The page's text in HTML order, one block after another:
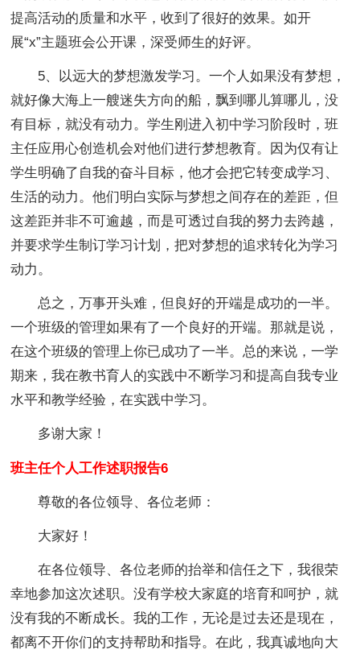
提高活动的质量和水平，收到了很好的效果。如开
展“x”主题班会公开课，深受师生的好评。
5、以远大的梦想激发学习。一个人如果没有梦想，
就好像大海上一艘迷失方向的船，飘到哪儿算哪儿，没
有目标，就没有动力。学生刚进入初中学习阶段时，班
主任应用心创造机会对他们进行梦想教育。因为仅有让
学生明确了自我的奋斗目标，他才会把它转变成学习、
生活的动力。他们明白实际与梦想之间存在的差距，但
这差距并非不可逾越，而是可透过自我的努力去跨越，
并要求学生制订学习计划，把对梦想的追求转化为学习
动力。
总之，万事开头难，但良好的开端是成功的一半。
一个班级的管理如果有了一个良好的开端。那就是说，
在这个班级的管理上你已成功了一半。总的来说，一学
期来，我在教书育人的实践中不断学习和提高自我专业
水平和教学经验，在实践中学习。
多谢大家！
班主任个人工作述职报告6
尊敬的各位领导、各位老师：
大家好！
在各位领导、各位老师的抬举和信任之下，我很荣
幸地参加这次述职。没有学校大家庭的培育和呵护，就
没有我的不断成长。我的工作，无论是过去还是现在，
都离不开你们的支持帮助和指导。在此，我真诚地向大